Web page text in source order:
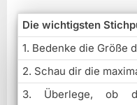
Die wichtigsten
1. Bedenke die Größe
2. Schau dir die
3. Überlege, ob